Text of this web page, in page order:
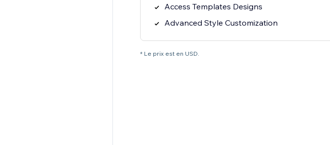
Access Templates Designs
Advanced Style Customization
* Le prix est en USD.